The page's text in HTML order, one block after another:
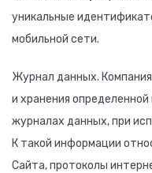
уникальные
мобильной сети.
Журнал данных.
и хранения
журналах данных, при
К такой информации
Сайта, протоколы